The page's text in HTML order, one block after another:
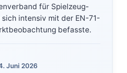
für Spielzeug-
intensiv mit der EN-71-
befasste.
Juni 2026